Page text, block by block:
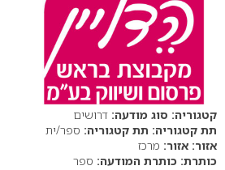
סוג מודעה: דרושים
תת קטגוריה: ספר/ית
אזור: מרכז
כותרת המודעה: ספר